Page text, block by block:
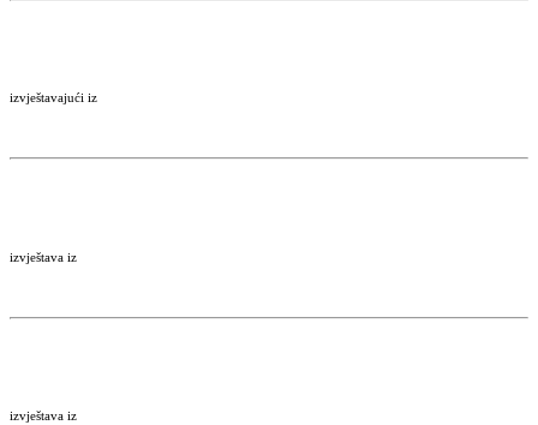
izvještavajući iz
izvještava iz
izvještava iz